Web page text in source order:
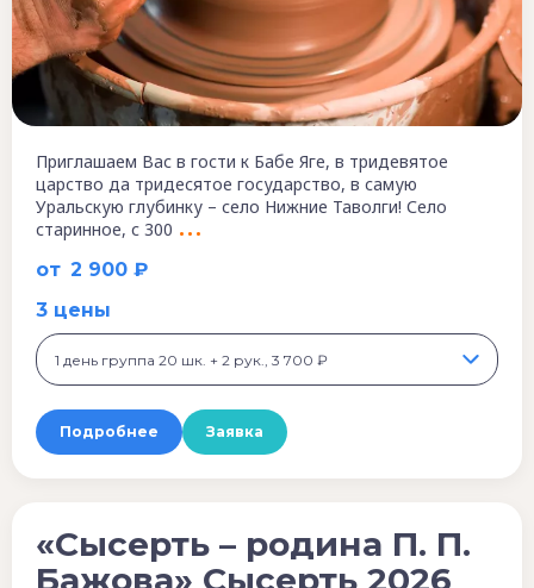
от 2 900 ₽
Приглашаем Вас в гости к Бабе Яге, в тридевятое
царство да тридесятое государство, в самую
Уральскую глубинку – село Нижние Таволги! Село
старинное, с 300
3 цены
1 день группа 20 шк. + 2 рук., 3 700 ₽
Подробнее Заявка
«Сысерть – родина П. П.